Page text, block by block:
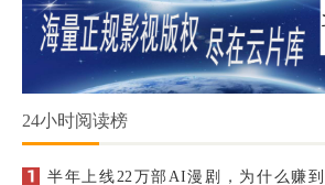
24小时阅读榜
半年上线22万部AI漫剧，为什么赚